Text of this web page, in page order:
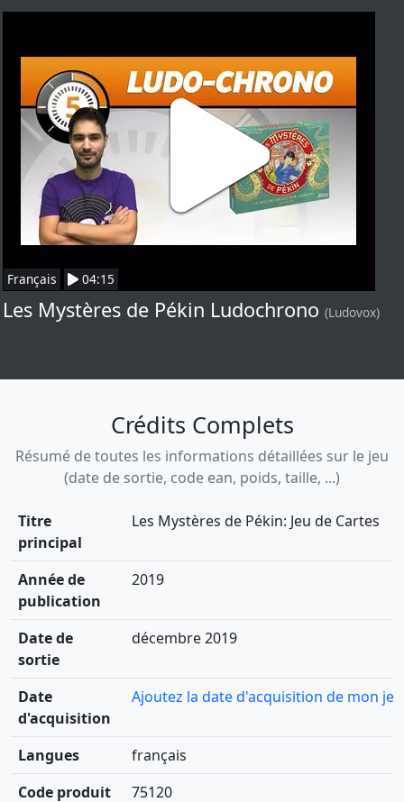
Français 04:15
Les Mystères de Pékin Ludochrono (Ludovox)
Crédits Complets
Résumé de toutes les informations détaillées sur le jeu
(date de sortie, code ean, poids, taille, ...)
Titre
principal
Les Mystères de Pékin: Jeu de Cartes
Année de
publication
2019
Date de
sortie
décembre 2019
Date
d'acquisition
Ajoutez la date d'acquisition de mon jeu
Langues
français
Code produit
75120